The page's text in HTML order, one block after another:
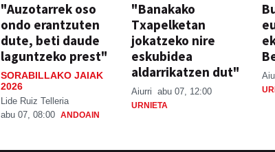
"Auzotarrek oso
ondo erantzuten
dute, beti daude
laguntzeko prest"
SORABILLAKO JAIAK
2026
Lide Ruiz Telleria
abu 07, 08:00 ANDOAIN
"Banakako
Txapelketan
jokatzeko nire
eskubidea
aldarrikatzen dut"
Aiurri abu 07, 12:00
URNIETA